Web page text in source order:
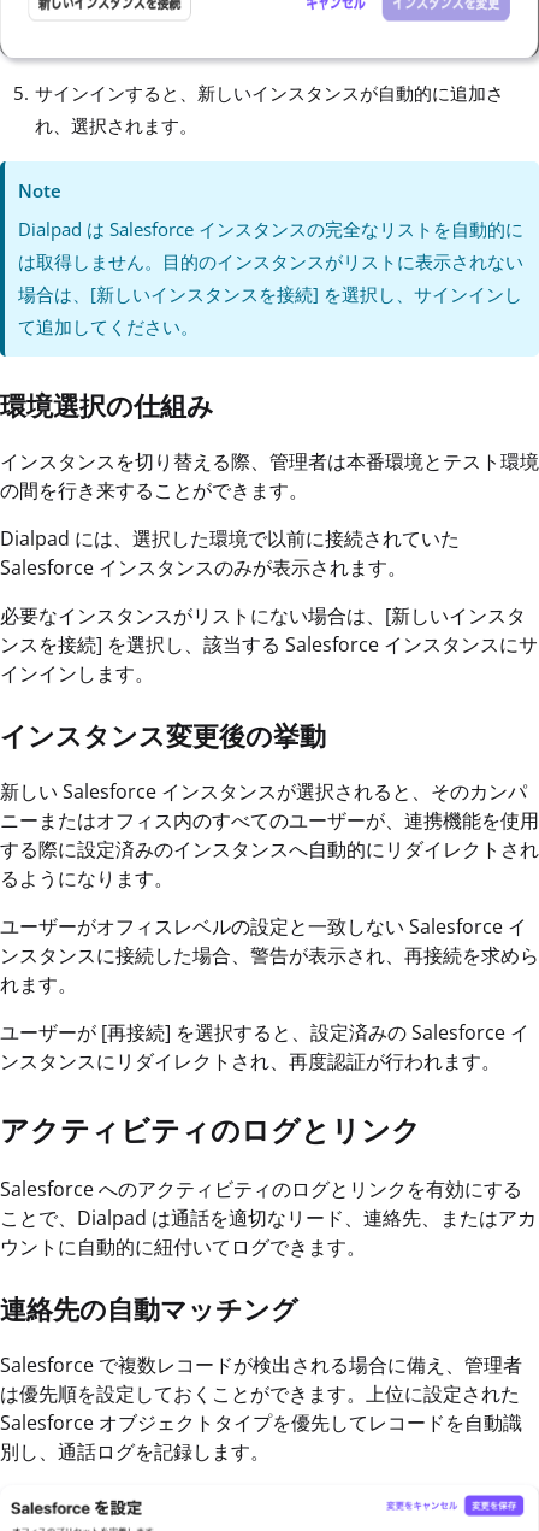
サインインすると、新しいインスタンスが自動的に追加さ
れ、選択されます。
Note
Dialpad は Salesforce インスタンスの完全なリストを自動的に
は取得しません。目的のインスタンスがリストに表示されない
場合は、[新しいインスタンスを接続] を選択し、サインインし
て追加してください。
環境選択の仕組み
インスタンスを切り替える際、管理者は本番環境とテスト環境
の間を行き来することができます。
Dialpad には、選択した環境で以前に接続されていた
Salesforce インスタンスのみが表示されます。
必要なインスタンスがリストにない場合は、[新しいインスタ
ンスを接続] を選択し、該当する Salesforce インスタンスにサ
インインします。
インスタンス変更後の挙動
新しい Salesforce インスタンスが選択されると、そのカンパ
ニーまたはオフィス内のすべてのユーザーが、連携機能を使用
する際に設定済みのインスタンスへ自動的にリダイレクトされ
るようになります。
ユーザーがオフィスレベルの設定と一致しない Salesforce イ
ンスタンスに接続した場合、警告が表示され、再接続を求めら
れます。
ユーザーが [再接続] を選択すると、設定済みの Salesforce イ
ンスタンスにリダイレクトされ、再度認証が行われます。
アクティビティのログとリンク
Salesforce へのアクティビティのログとリンクを有効にする
ことで、Dialpad は通話を適切なリード、連絡先、またはアカ
ウントに自動的に紐付いてログできます。
連絡先の自動マッチング
Salesforce で複数レコードが検出される場合に備え、管理者
は優先順を設定しておくことができます。上位に設定された
Salesforce オブジェクトタイプを優先してレコードを自動識
別し、通話ログを記録します。